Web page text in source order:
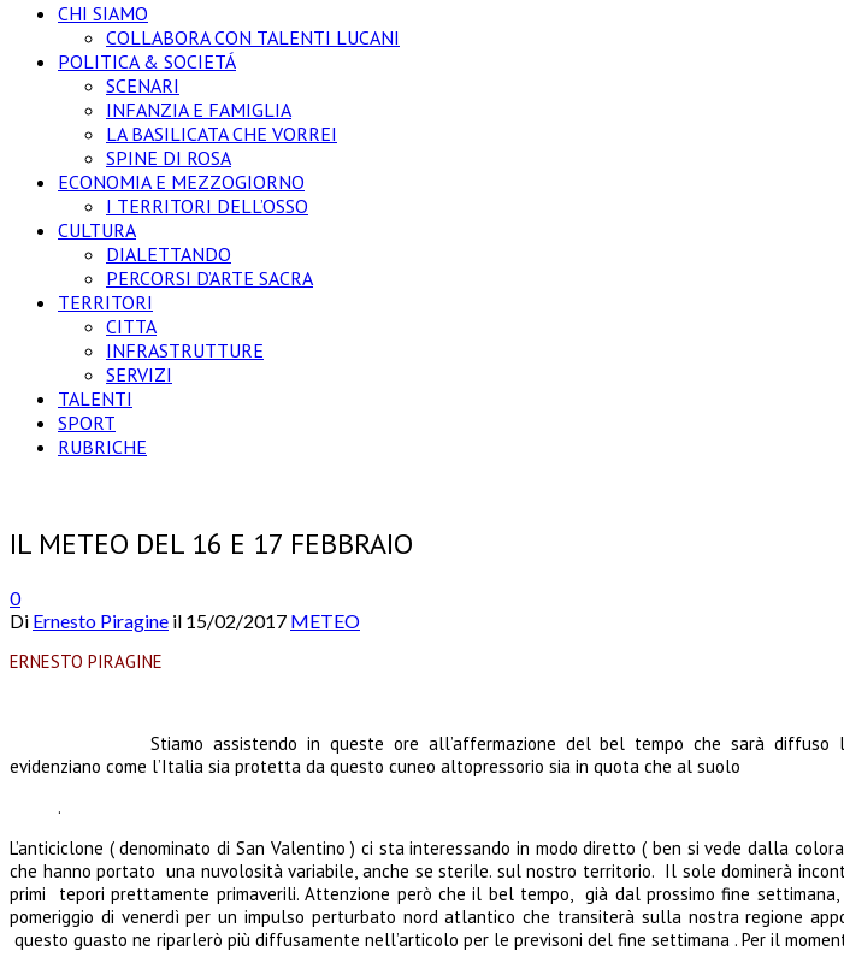
CHI SIAMO
COLLABORA CON TALENTI LUCANI
POLITICA & SOCIETÁ
SCENARI
INFANZIA E FAMIGLIA
LA BASILICATA CHE VORREI
SPINE DI ROSA
ECONOMIA E MEZZOGIORNO
I TERRITORI DELL’OSSO
CULTURA
DIALETTANDO
PERCORSI D’ARTE SACRA
TERRITORI
CITTA
INFRASTRUTTURE
SERVIZI
TALENTI
SPORT
RUBRICHE
IL METEO DEL 16 E 17 FEBBRAIO
0
Di Ernesto Piragine il 15/02/2017 METEO
ERNESTO PIRAGINE
Stiamo assistendo in queste ore all’affermazione del bel tempo che sarà
evidenziano come l’Italia sia protetta da questo cuneo altopressorio sia in quota che al suolo
.
L’anticiclone ( denominato di San Valentino ) ci sta interessando in modo diretto ( ben si vede dalla
che hanno portato una nuvolosità variabile, anche se sterile. sul nostro territorio. Il sole dominerà
primi tepori prettamente primaverili. Attenzione però che il bel tempo, già dal prossimo fine
pomeriggio di venerdì per un impulso perturbato nord atlantico che transiterà sulla nostra regione
questo guasto ne riparlerò più diffusamente nell’articolo per le previsoni del fine settimana . Per il